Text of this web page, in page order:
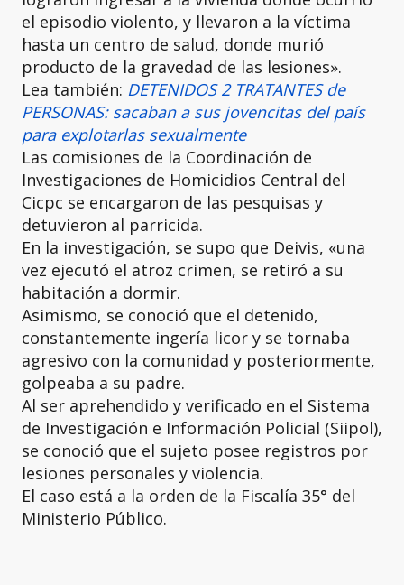
el episodio violento, y llevaron a la víctima
hasta un centro de salud, donde murió
producto de la gravedad de las lesiones».
Lea también: DETENIDOS 2 TRATANTES de
PERSONAS: sacaban a sus jovencitas del país
para explotarlas sexualmente
Las comisiones de la Coordinación de
Investigaciones de Homicidios Central del
Cicpc se encargaron de las pesquisas y
detuvieron al parricida.
En la investigación, se supo que Deivis, «una
vez ejecutó el atroz crimen, se retiró a su
habitación a dormir.
Asimismo, se conoció que el detenido,
constantemente ingería licor y se tornaba
agresivo con la comunidad y posteriormente,
golpeaba a su padre.
Al ser aprehendido y verificado en el Sistema
de Investigación e Información Policial (Siipol),
se conoció que el sujeto posee registros por
lesiones personales y violencia.
El caso está a la orden de la Fiscalía 35° del
Ministerio Público.